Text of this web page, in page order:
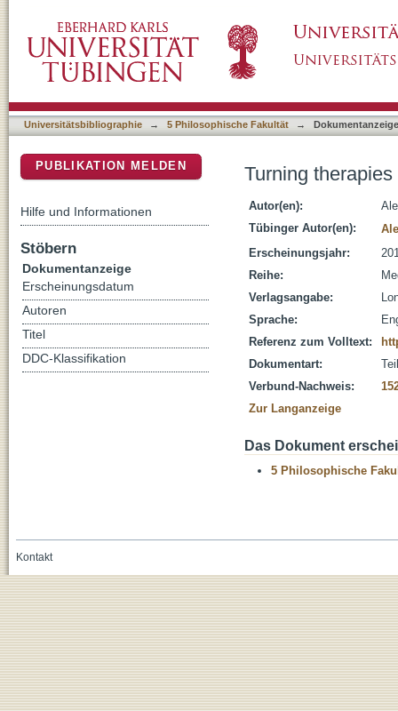
Universitätsbibliographie → 5 Philosophische Fakultät → Dokumentanzeige
Turning
Autor(en):
Tübinger Autor(en):
Erscheinungsjahr:
Reihe:
Verlagsangabe:
Sprache:
Referenz zum Volltext:
Dokumentart:
Verbund-Nachweis:
Zur Langanzeige
Das Dokument
5 Philosophische
PUBLIKATION MELDEN
Hilfe und Informationen
Stöbern
Dokumentanzeige
Erscheinungsdatum
Autoren
Titel
DDC-Klassifikation
Kontakt